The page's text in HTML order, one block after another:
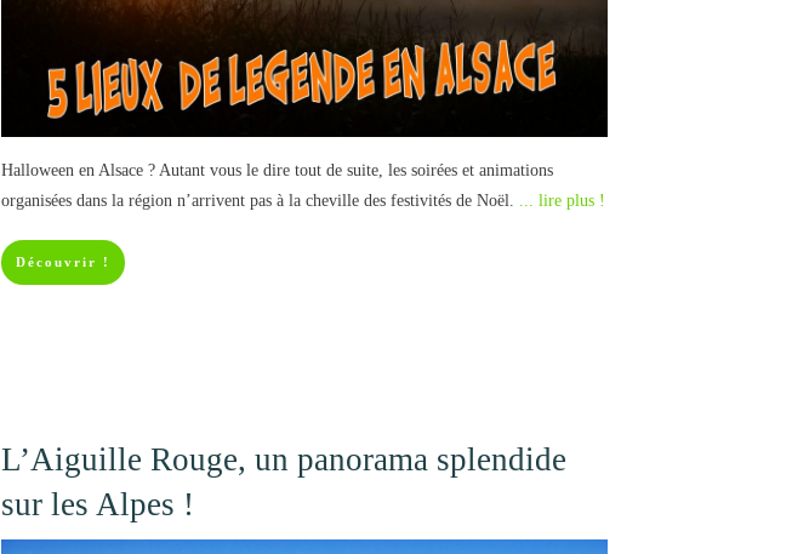
Halloween en Alsace ? Autant vous le dire tout de suite, les soirées et animations
organisées dans la région n’arrivent pas à la cheville des festivités de Noël. ... lire plus !
Découvrir !
L’Aiguille Rouge, un panorama splendide
sur les Alpes !